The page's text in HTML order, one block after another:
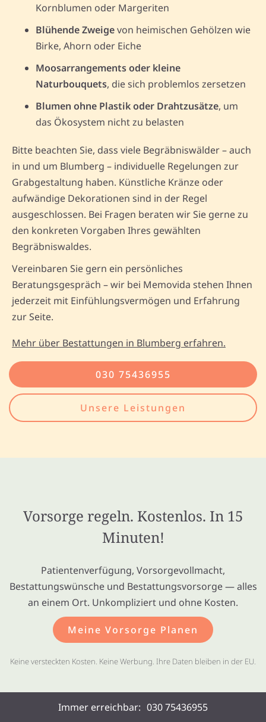
Kornblumen oder Margeriten
Blühende Zweigevon heimischen Gehölzen wie
Birke, Ahorn oder Eiche
Moosarrangements oder kleine
Naturbouquets, die sich problemlos zersetzen
Blumen ohne Plastik oder Drahtzusätze, um
das Ökosystem nicht zu belasten
Bitte beachten Sie, dass viele Begräbniswälder – auch
in und um Blumberg – individuelle Regelungen zur
Grabgestaltung haben. Künstliche Kränze oder
aufwändige Dekorationen sind in der Regel
ausgeschlossen. Bei Fragen beraten wir Sie gerne zu
den konkreten Vorgaben Ihres gewählten
Begräbniswaldes.
Vereinbaren Sie gern ein persönliches
Beratungsgespräch – wir bei Memovida stehen Ihnen
jederzeit mit Einfühlungsvermögen und Erfahrung
zur Seite.
Mehr über Bestattungen in Blumberg erfahren.
030 75436955
Unsere Leistungen
Vorsorge regeln. Kostenlos. In 15
Minuten!
Patientenverfügung, Vorsorgevollmacht,
Bestattungswünsche und Bestattungsvorsorge — alles
an einem Ort. Unkompliziert und ohne Kosten.
Meine Vorsorge Planen
Keine versteckten Kosten. Keine Werbung. Ihre Daten bleiben in der EU.
Immer erreichbar: 030 75436955